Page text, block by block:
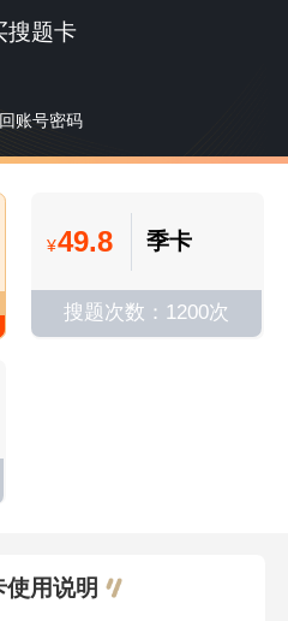
搜题卡
账号密码
¥49.8 季卡
搜题次数：1200次
使用说明